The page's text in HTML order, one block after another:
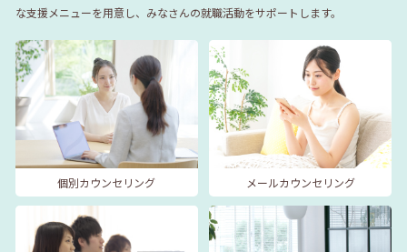
な支援メニューを用意し、みなさんの就職活動をサポートします。
個別カウンセリング メールカウンセリング